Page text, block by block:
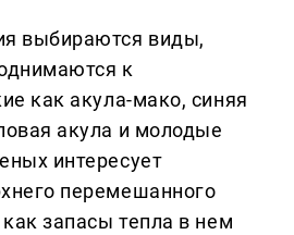
выбираются виды,
к
как акула-мако, синяя
акула и молодые
интересует
перемешанного
запасы тепла в нем